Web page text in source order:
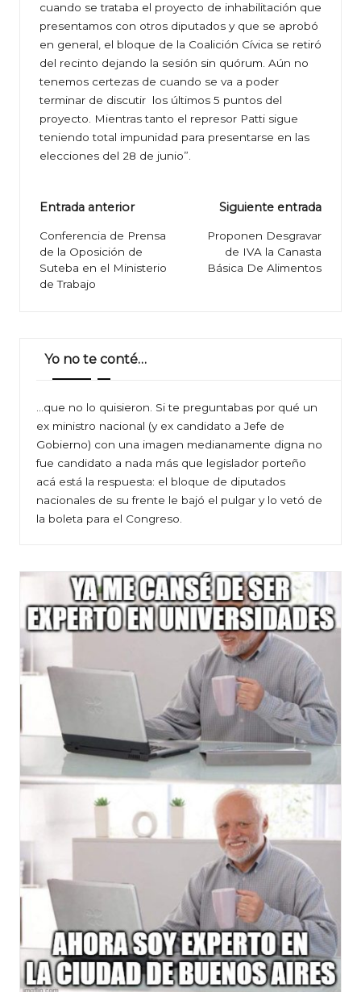
cuando se trataba el proyecto de inhabilitación que
presentamos con otros diputados y que se aprobó
en general, el bloque de la Coalición Cívica se retiró
del recinto dejando la sesión sin quórum. Aún no
tenemos certezas de cuando se va a poder
terminar de discutir los últimos 5 puntos del
proyecto. Mientras tanto el represor Patti sigue
teniendo total impunidad para presentarse en las
elecciones del 28 de junio”.
Navegación
de
entradas
Entrada anterior
Conferencia de Prensa
de la Oposición de
Suteba en el Ministerio
de Trabajo
Siguiente entrada
Proponen Desgravar
de IVA la Canasta
Básica De Alimentos
Yo no te conté…
…que no lo quisieron. Si te preguntabas por qué un
ex ministro nacional (y ex candidato a Jefe de
Gobierno) con una imagen medianamente digna no
fue candidato a nada más que legislador porteño
acá está la respuesta: el bloque de diputados
nacionales de su frente le bajó el pulgar y lo vetó de
la boleta para el Congreso.